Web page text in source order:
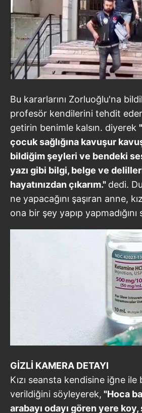
Bu kararlarını Zorluoğlu'na
profesör kendilerini tehdit
getirin benimle kalsın. diyerek
çocuk sağlığına kavuşur
bildiğim şeyleri ve bendeki
yazı gibi bilgi, belge ve
hayatınızdan çıkarım." dedi.
ne yapacağını şaşıran anne,
ona bir şey yapıp yapmadığını
GİZLİ KAMERA DETAYI
Kızı seansta kendisine iğne ile
verildiğini söyleyerek, "Hoca
arabayı odayı gören yere